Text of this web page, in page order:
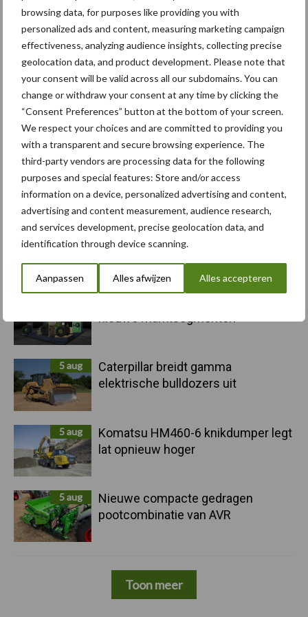
browsing data, for purposes like providing you with
personalized ads and content, measuring marketing campaign
effectiveness, analyzing audience insights, collecting precise
geolocation data, and product development. Please note that
your consent will be valid across all our subdomains. You can
change or withdraw your consent at any time by clicking the
“Consent Preferences” button at the bottom of your screen.
We respect your choices and are committed to providing you
with a transparent and secure browsing experience. The
third-party vendors are processing data for the following
purposes and special features: Store and/or access
information on a device, personalized advertising and content,
advertising and content measurement, audience research,
and services development, precise geolocation data, and
identification through device scanning.
Aanpassen Alles afwijzen Alles accepteren
Primaire
Sidebar
Recent nieuws Partner nieuws
6 aug
"Hoge verwachtingen van schijven
voor kouters"
5 aug
Caterpillar breidt gamma
elektrische bulldozers uit
5 aug
Komatsu HM460-6 knikdumper legt
lat opnieuw hoger
5 aug
Nieuwe compacte gedragen
pootcombinatie van AVR
Toon meer
Compost Dierlijke mest
Toon meer